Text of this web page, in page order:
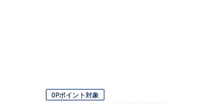
OPポイント対象